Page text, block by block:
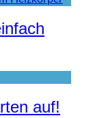
auf!